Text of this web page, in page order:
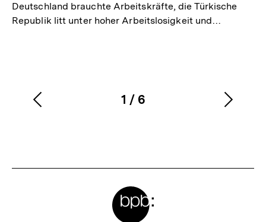
Deutschland brauchte Arbeitskräfte, die Türkische
Republik litt unter hoher Arbeitslosigkeit und…
Karussellinhalt
1
von
/ 6
Vorherigen